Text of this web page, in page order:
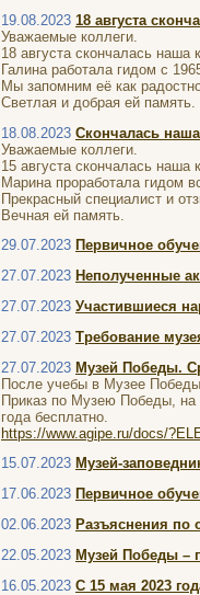
19.08.2023 18 августа
Уважаемые коллеги.
18 августа скончалась наша
Галина работала гидом с
Мы запомним её как
Светлая и добрая ей память.
18.08.2023 Скончалась
Уважаемые коллеги.
15 августа скончалась
Марина проработала гидом
Прекрасный специалист и
Вечная ей память.
29.07.2023 Первичное
27.07.2023 Неполученные
27.07.2023 Участившиеся
27.07.2023 Требование
27.07.2023 Музей Победы.
После учебы в Музее
Приказ по Музею Победы, на
года бесплатно.
https://www.agipe.ru/docs/
15.07.2023 Музей-
17.06.2023 Первичное
02.06.2023 Разъяснения по
22.05.2023 Музей Победы –
16.05.2023 С 15 мая 2023